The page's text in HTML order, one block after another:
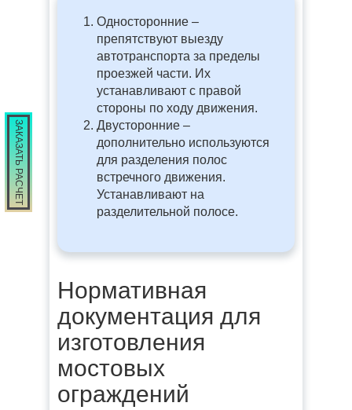
ЗАКАЗАТЬ РАСЧЕТ
Односторонние –
препятствуют выезду
автотранспорта за пределы
проезжей части. Их
устанавливают с правой
стороны по ходу движения.
Двусторонние –
дополнительно используются
для разделения полос
встречного движения.
Устанавливают на
разделительной полосе.
Нормативная
документация для
изготовления
мостовых
ограждений